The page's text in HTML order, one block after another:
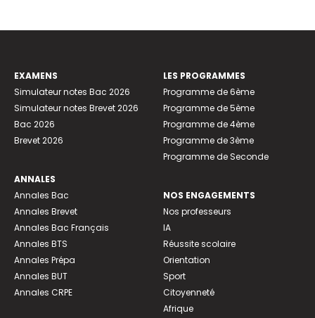
EXAMENS
Simulateur notes Bac 2026
Simulateur notes Brevet 2026
Bac 2026
Brevet 2026
ANNALES
Annales Bac
Annales Brevet
Annales Bac Français
Annales BTS
Annales Prépa
Annales BUT
Annales CRPE
LES PROGRAMMES
Programme de 6ème
Programme de 5ème
Programme de 4ème
Programme de 3ème
Programme de Seconde
NOS ENGAGEMENTS
Nos professeurs
IA
Réussite scolaire
Orientation
Sport
Citoyenneté
Afrique